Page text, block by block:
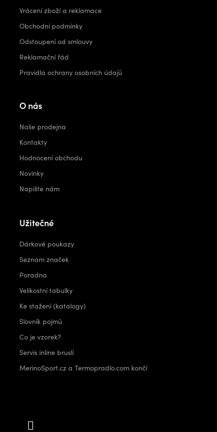
Vrácení zboží a reklamace
Obchodní podmínky
Odstoupení od smlouvy
Reklamační řád
Pravidla ochrany osobních údajů
O nás
Naše prodejna
Kontakty
Hodnocení obchodu
Novinky
Napište nám
Užitečné
Dárkové poukazy
Seznam značek
Poradna
Velikostní tabulky
Ke stažení (katalogy)
Slovník pojmů
Co je vzorek?
Servis inline bruslí
MerinoSport.cz a Termopradlo.com končí